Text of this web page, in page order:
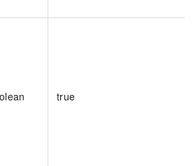
true